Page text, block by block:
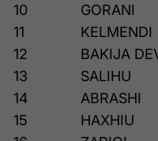
10
GORANI
11
KELMENDI
12
BAKIJA
13
SALIHU
14
ABRASHI
15
HAXHIU